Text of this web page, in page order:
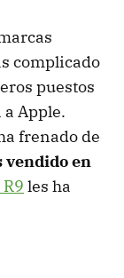
complicado
puestos
Apple.
frenado de
vendido en
les ha